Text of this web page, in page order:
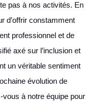
pas à nos activités. En
d’offrir constamment
professionnel et de
axé sur l’inclusion et
un véritable sentiment
évolution de
vous à notre équipe pour